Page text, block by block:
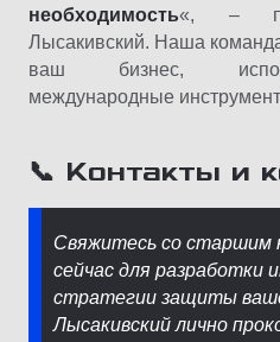
необходимость«, –
Лысакивский. Наша
ваш бизнес,
международные
📞 Контакты и
Свяжитесь со старшим
сейчас для разработки
стратегии защиты
Лысакивский лично